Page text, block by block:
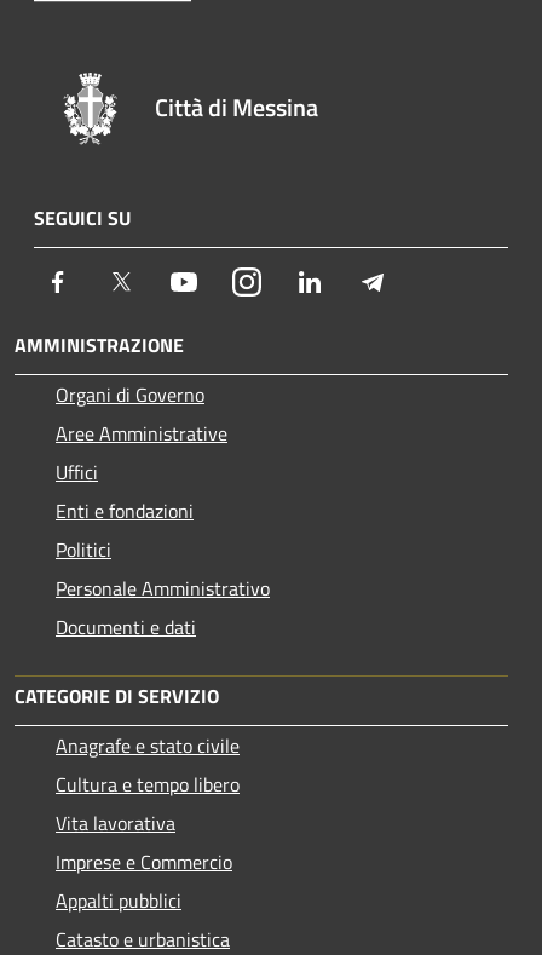
Città di Messina
SEGUICI SU
Facebook Twitter YoutubeInstagram LinkedIn
AMMINISTRAZIONE
Organi di Governo
Aree Amministrative
Uffici
Enti e fondazioni
Politici
Personale Amministrativo
Documenti e dati
CATEGORIE DI SERVIZIO
Anagrafe e stato civile
Cultura e tempo libero
Vita lavorativa
Imprese e Commercio
Appalti pubblici
Catasto e urbanistica